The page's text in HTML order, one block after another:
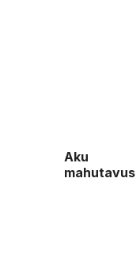
Aku
mahutavus